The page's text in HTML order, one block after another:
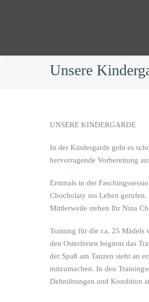
Unsere
UNSERE KINDERGARDE
In der Kindergarde geht es
hervorragende Vorbereitung
Erstmals in der
Chocholaty ins Leben gerufen.
Mittlerweile stehen Ihr Nina
Training für die ca. 25 Mädels
den Osterferien beginnt das
der Spaß am Tanzen steht an
mitzumachen. In den
Dehnübungen und Kondition